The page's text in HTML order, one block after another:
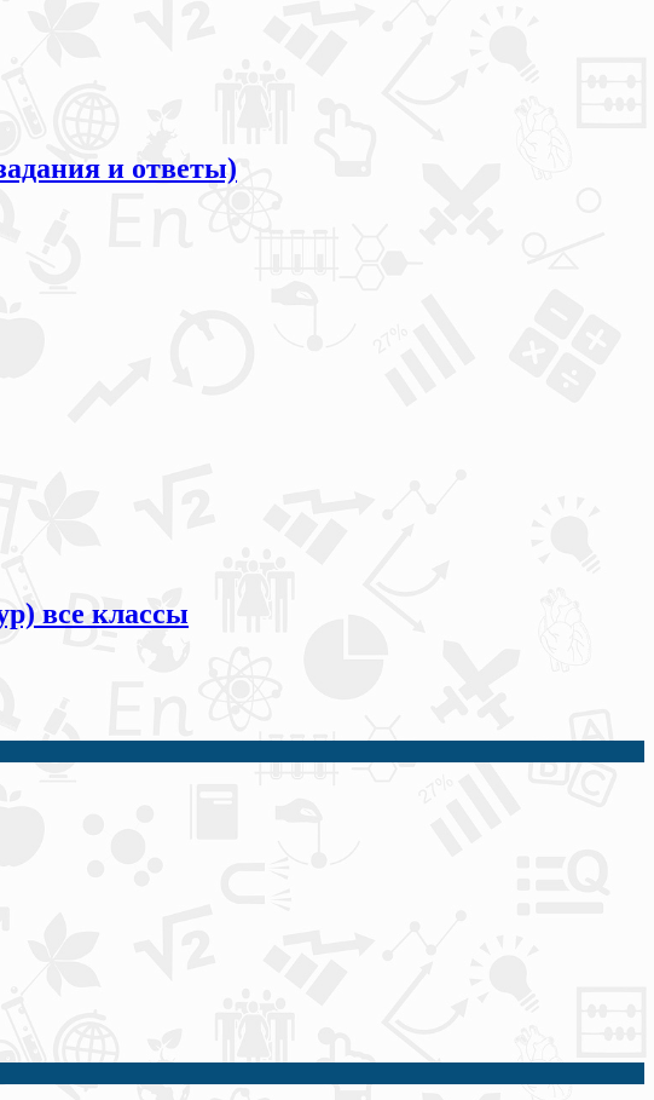
и ответы)
все классы